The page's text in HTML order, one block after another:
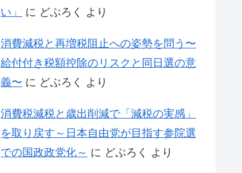
い」
に どぶろく より
消費減税と再増税阻止への姿勢を問う〜
給付付き税額控除のリスクと同日選の意
義〜 に どぶろく より
消費税減税と歳出削減で「減税の実感」
を取り戻す～日本自由党が目指す参院選
での国政政党化～ に どぶろく より